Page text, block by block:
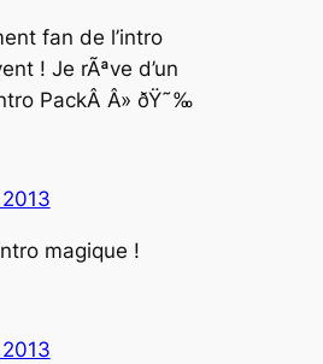
fan de l’intro
! Je rÃªve d’un
PackÂ Â» ðŸ˜‰
magique !